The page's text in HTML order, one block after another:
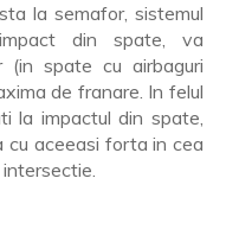
la semafor, sistemul
din spate, va
(in spate cu airbaguri
de franare. In felul
la impactul din spate,
cu aceeasi forta in cea